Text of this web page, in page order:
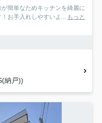
簡単なためキッチンを綺麗に
お手入れしやすいよ...
もっと
納戸))